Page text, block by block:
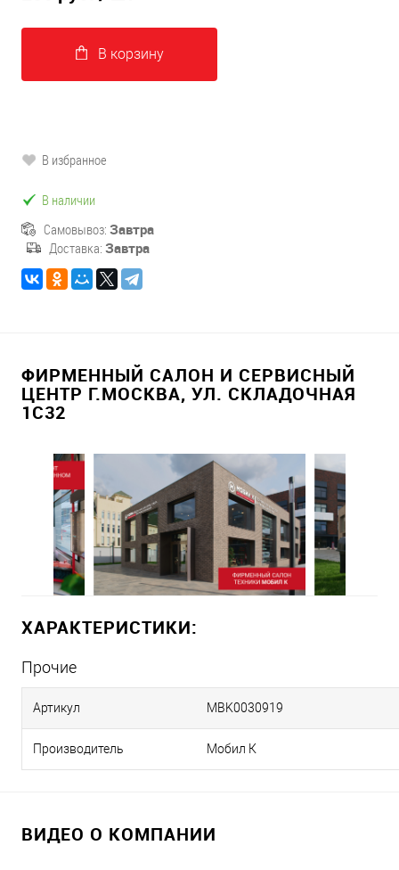
В корзину
В избранное
В наличии
Самовывоз: Завтра
Доставка: Завтра
ФИРМЕННЫЙ САЛОН И СЕРВИСНЫЙ
ЦЕНТР Г.МОСКВА, УЛ. СКЛАДОЧНАЯ
1С32
ХАРАКТЕРИСТИКИ:
Прочие
Артикул MBK0030919
Производитель Мобил К
ВИДЕО О КОМПАНИИ